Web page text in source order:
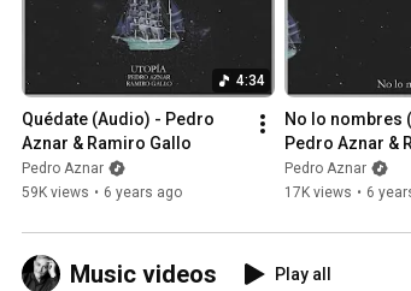
4:34
Quédate (Audio) - Pedro
Aznar & Ramiro Gallo
Pedro Aznar
59K views • 6 years ago
No lo nombres
Pedro Aznar &
Pedro Aznar
17K views • 6
Music videos Play all